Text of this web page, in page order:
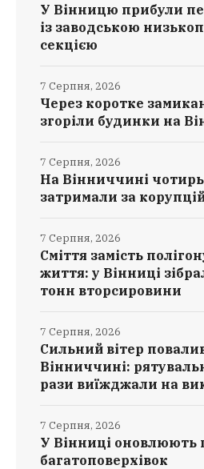
У Вінницю прибули
із заводською
секцією
Через коротке
згоріли будинки на
7 Серпня, 2026
На Вінниччині
затримали за
7 Серпня, 2026
Сміття замість
життя: у Вінниці
тонн вторсировини
7 Серпня, 2026
Сильний вітер
Вінниччині:
рази виїжджали на
7 Серпня, 2026
У Вінниці оновлюють
багатоповерхівок
7 Серпня, 2026